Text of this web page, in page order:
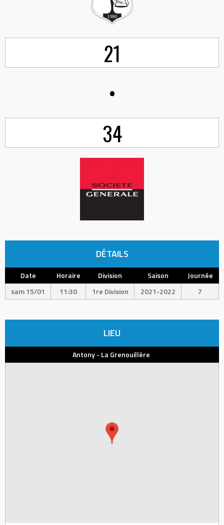
21
•
34
DÉTAILS
Date Horaire Division Saison
Journée
sam 15/01
11:30 1re Division 2021-2022 7
LIEU
Antony - La Grenouillère